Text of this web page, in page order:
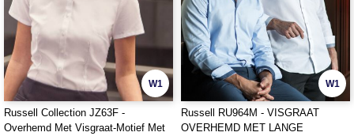
W1
Russell Collection JZ63F -
Overhemd Met Visgraat-Motief Met
W1
Russell RU964M - VISGRAAT
OVERHEMD MET LANGE